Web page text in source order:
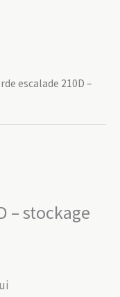
escalade 210D –
– stockage